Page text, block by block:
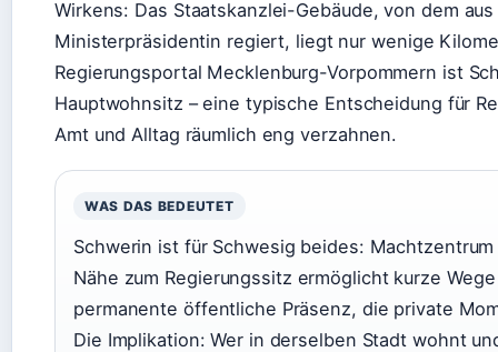
Wirkens: Das Staatskanzlei-Gebäude, von dem
Ministerpräsidentin regiert, liegt nur wenige
Regierungsportal Mecklenburg-Vorpommern ist
Hauptwohnsitz – eine typische Entscheidung für
Amt und Alltag räumlich eng verzahnen.
WAS DAS BEDEUTET
Schwerin ist für Schwesig beides: Machtzentrum
Nähe zum Regierungssitz ermöglicht kurze
permanente öffentliche Präsenz, die private
Die Implikation: Wer in derselben Stadt wohnt